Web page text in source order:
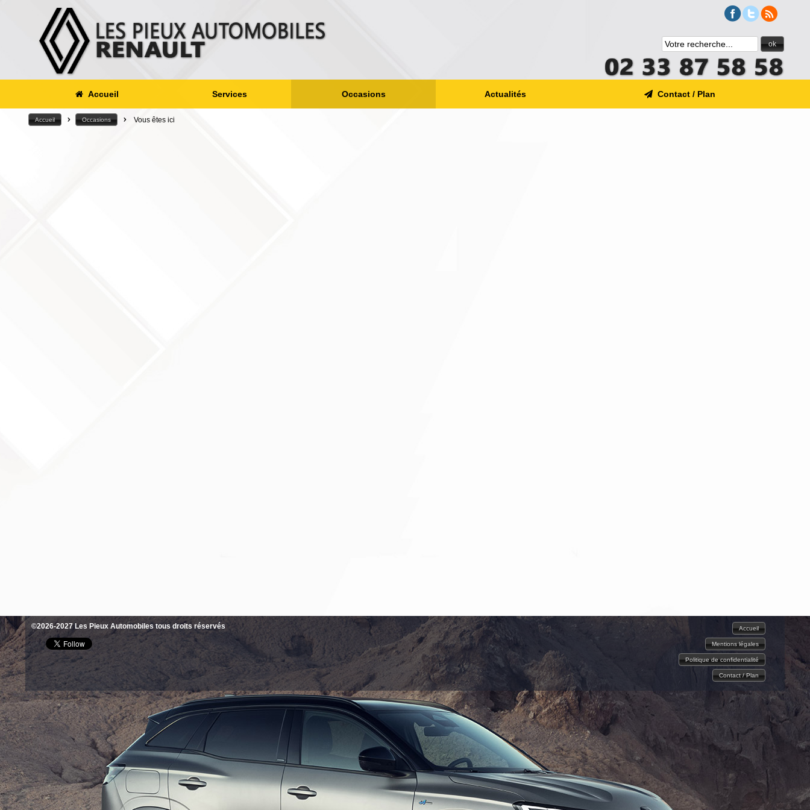
ok
Accueil Services Occasions Actualités Contact / Plan
Accueil > Occasions > Vous êtes ici
©2026-2027 Les Pieux Automobiles tous droits réservés Accueil
Mentions légales
Politique de confidentialité
Contact / Plan